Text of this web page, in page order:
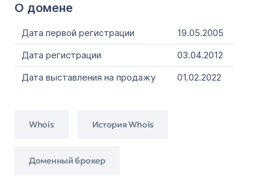
О домене
Дата первой регистрации
19.05.2005
Дата регистрации
03.04.2012
Дата выставления на продажу
01.02.2022
Whois История Whois
Доменный брокер